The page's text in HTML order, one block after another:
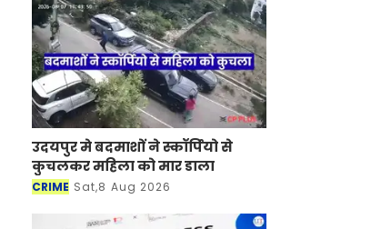
उदयपुर मे बदमाशों ने स्कॉर्पियो से
कुचलकर महिला को मार डाला
CRIME Sat,8 Aug 2026